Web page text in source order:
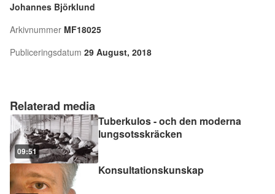
Relaterad media
09:51
Tuberkulos - och den moderna
lungsotsskräcken
Konsultationskunskap
Johannes Björklund
Arkivnummer MF18025
Publiceringsdatum 29 August, 2018